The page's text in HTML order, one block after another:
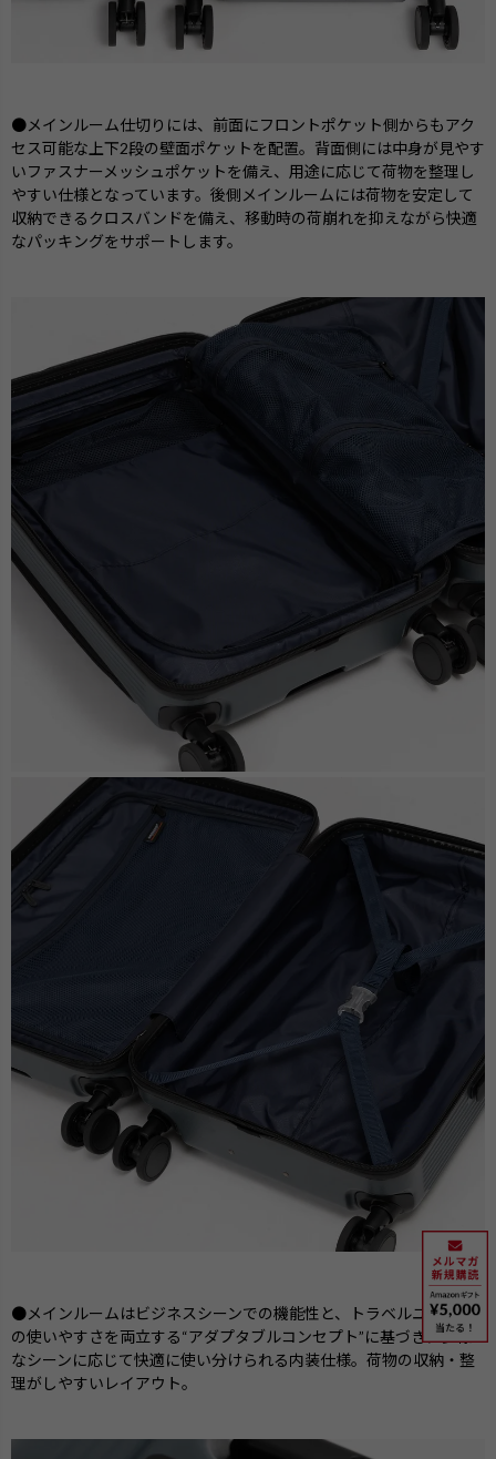
●メインルーム仕切りには、前面にフロントポケット側からもアク
セス可能な上下2段の壁面ポケットを配置。背面側には中身が見やす
いファスナーメッシュポケットを備え、用途に応じて荷物を整理し
やすい仕様となっています。後側メインルームには荷物を安定して
収納できるクロスバンドを備え、移動時の荷崩れを抑えながら快適
なパッキングをサポートします。
●メインルームはビジネスシーンでの機能性と、トラベルユースで
の使いやすさを両立する“アダプタブルコンセプト”に基づき、多様
なシーンに応じて快適に使い分けられる内装仕様。荷物の収納・整
理がしやすいレイアウト。